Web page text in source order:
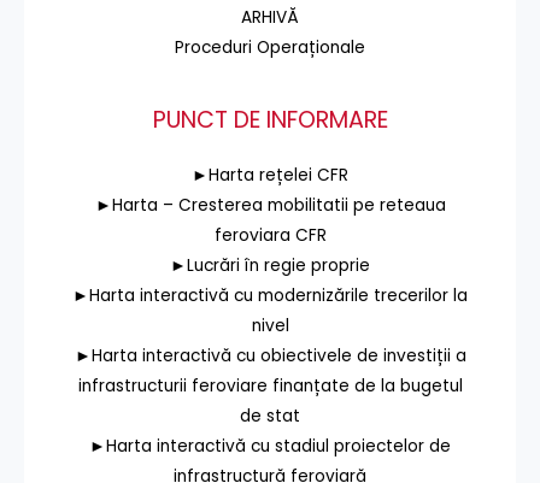
ARHIVĂ
Proceduri Operaționale
PUNCT DE INFORMARE
►Harta rețelei CFR
►Harta – Cresterea mobilitatii pe reteaua
feroviara CFR
►Lucrări în regie proprie
►Harta interactivă cu modernizările trecerilor la
nivel
►Harta interactivă cu obiectivele de investiții a
infrastructurii feroviare finanțate de la bugetul
de stat
►Harta interactivă cu stadiul proiectelor de
infrastructură feroviară